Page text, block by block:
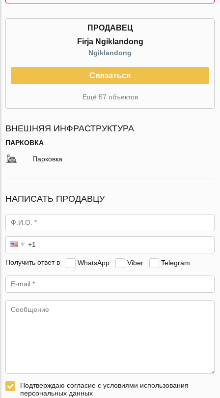
ПРОДАВЕЦ
Firja Ngiklandong
Ngiklandong
Связаться
Ещё 57 объектов
ВНЕШНЯЯ ИНФРАСТРУКТУРА
ПАРКОВКА
Парковка
НАПИСАТЬ ПРОДАВЦУ
Получить ответ в WhatsApp Viber Telegram
Подтверждаю согласие с условиями использования
персональных данных